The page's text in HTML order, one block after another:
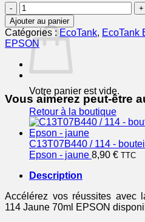
Panier
Votre panier est vide.
Retour à la boutique
quantité
de
EPSON
Bouteille
encre
Ecotank
114
70ml
Ajouter au panier
Catégories : EcoTank, EcoTank
EPSON
Vous aimerez peut-être
C13T07B440 / 114 -
Epson - jaune 8,90 € TTC
Description
Accélérez vos réussites avec
114 Jaune 70ml EPSON